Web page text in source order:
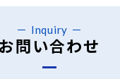
Inquiry
お問い合わせ